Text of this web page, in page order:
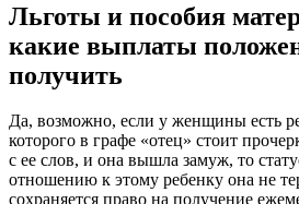
Льготы и пособия
какие выплаты
получить
Да, возможно, если у женщины есть
которого в графе «отец» стоит
с ее слов, и она вышла замуж, то
отношению к этому ребенку она не
сохраняется право на получение